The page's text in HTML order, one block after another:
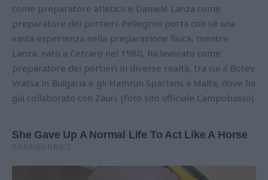
come preparatore atletico e Daniele Lanza come
preparatore dei portieri. Pellegrini porta con sé una
vasta esperienza nella preparazione fisica, mentre
Lanza, nato a Cetraro nel 1980, ha lavorato come
preparatore dei portieri in diverse realtà, tra cui il Botev
Vratsa in Bulgaria e gli Hamrun Spartans a Malta, dove ha
già collaborato con Zauri. (foto sito ufficiale Campobasso)